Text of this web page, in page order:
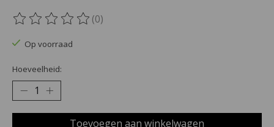
De beoordeling van dit product is
(0)
Op voorraad
Hoeveelheid:
Toevoegen aan winkelwagen